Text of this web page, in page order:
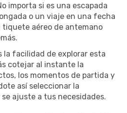
importa si es una escapada
o un viaje en una fecha
aéreo de antemano
la facilidad de explorar esta
cotejar al instante la
los momentos de partida y
así seleccionar la
ajuste a tus necesidades.